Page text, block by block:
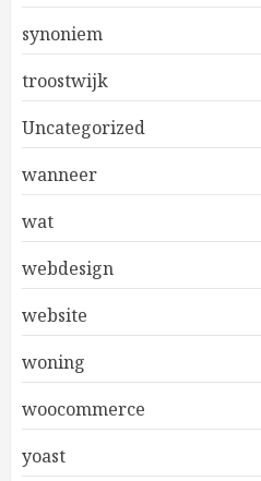
synoniem
troostwijk
Uncategorized
wanneer
wat
webdesign
website
woning
woocommerce
yoast